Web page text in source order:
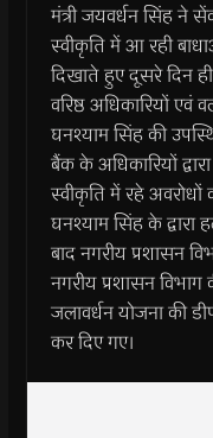
मंत्री जयवर्धन सिंह ने
स्वीकृति में आ रही
दिखाते हुए दूसरे दिन
वरिष्ठ अधिकारियों
घनश्याम सिंह की
बैंक के अधिकारियों
स्वीकृति में रहे अवरोधों
घनश्याम सिंह के
बाद नगरीय प्रशासन
नगरीय प्रशासन
जलावर्धन योजना की
कर दिए गए।